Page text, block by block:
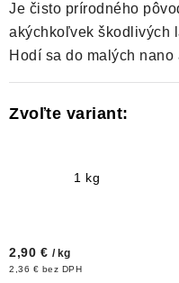
Je čisto prírodného
akýchkoľvek škodlivých
Hodí sa do malých nano
1 kg
2,90 € / kg
2,36 € bez DPH